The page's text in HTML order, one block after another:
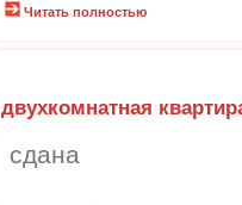
Читать полностью
двухкомнатная
сдана